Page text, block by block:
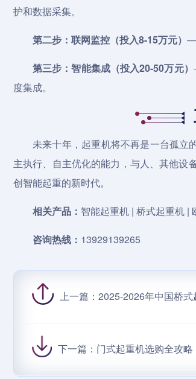
护和数据采集。
第二步：联网监控（投入8-15万元）
第三步：智能集成（投入20-50万元）
度集成。
未来十年，起重机将不再是一台孤立
主执行、自主优化的能力，与人、其他设
创智能起重的新时代。
相关产品： 智能起重机 | 桥式起重机 |
咨询热线： 13929139265
上一篇： 2025-2026年中国桥
下一篇： 门式起重机选购全攻